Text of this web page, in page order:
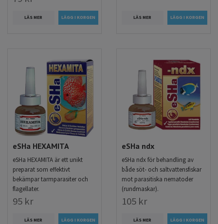
LÄS MER LÄS MER
eSHa HEXAMITA
eSHa HEXAMITA är ett unikt
preparat som effektivt
bekämpar tarmparasiter och
flagellater.
95 kr
LÄS MER
eSHa ndx
eSHa ndx för behandling av
både söt- och saltvattensfiskar
mot parasitiska nematoder
(rundmaskar).
105 kr
LÄS MER